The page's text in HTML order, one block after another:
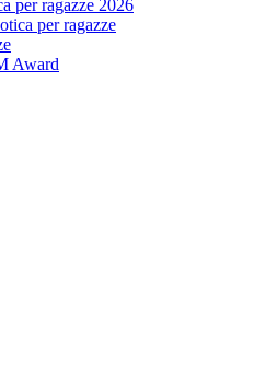
per ragazze 2026
per ragazze
Award